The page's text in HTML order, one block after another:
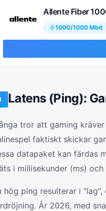
Allente Fiber
1000/1000 Mbit
Latens (Ping):
tror att gaming
faktiskt skickar
datapaket kan färdas
i millisekunder (ms)
hög ping resulterar i
År 2026, med